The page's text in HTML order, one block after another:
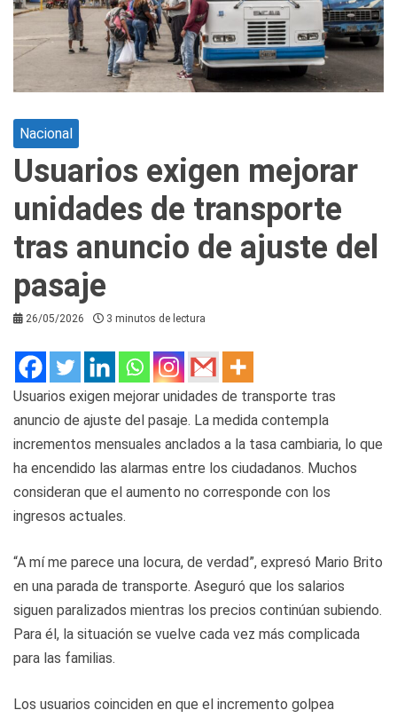
Nacional
Usuarios exigen mejorar
unidades de transporte
tras anuncio de ajuste del
pasaje
26/05/2026 3 minutos de lectura
Usuarios exigen mejorar unidades de transporte tras
anuncio de ajuste del pasaje. La medida contempla
incrementos mensuales anclados a la tasa cambiaria, lo que
ha encendido las alarmas entre los ciudadanos. Muchos
consideran que el aumento no corresponde con los
ingresos actuales.
“A mí me parece una locura, de verdad”, expresó Mario Brito
en una parada de transporte. Aseguró que los salarios
siguen paralizados mientras los precios continúan subiendo.
Para él, la situación se vuelve cada vez más complicada
para las familias.
Los usuarios coinciden en que el incremento golpea